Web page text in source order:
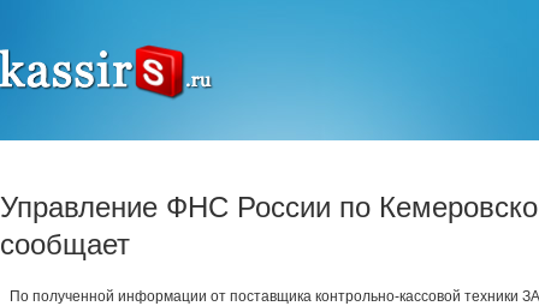
Управление ФНС России по
сообщает
По полученной информации от поставщика контрольно-кассовой техники